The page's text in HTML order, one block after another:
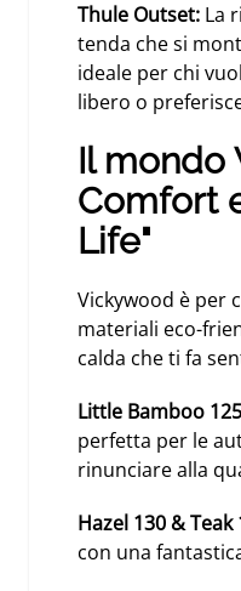
Thule Outset: La
tenda che si
ideale per chi
libero o
Il mondo
Comfort
Life"
Vickywood è per
materiali eco-
calda che ti fa
Little Bamboo
perfetta per le
rinunciare alla
Hazel 130 & Teak
con una